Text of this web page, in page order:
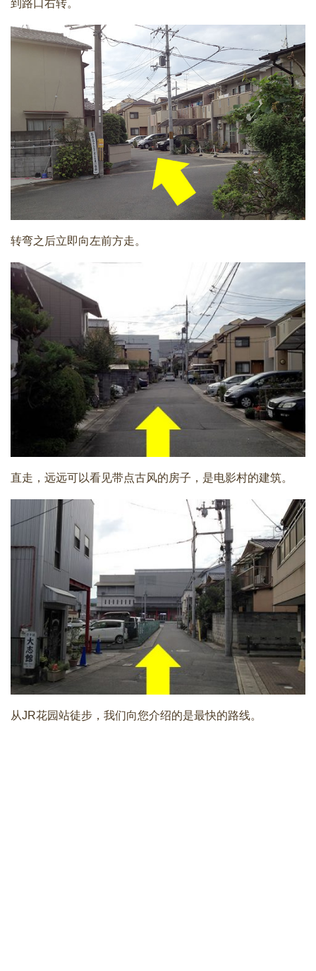
到路口右转。
转弯之后立即向左前方走。
直走，远远可以看见带点古风的房子，是电影村的建筑。
从JR花园站徒步，我们向您介绍的是最快的路线。